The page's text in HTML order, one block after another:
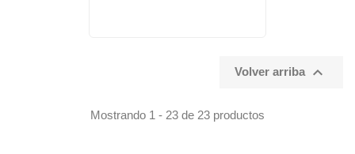
Volver arriba 
Mostrando 1 - 23 de 23 productos